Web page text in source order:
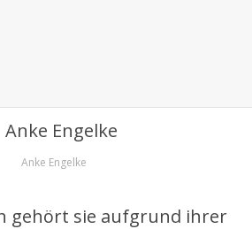
Anke Engelke
gehört sie aufgrund ihrer